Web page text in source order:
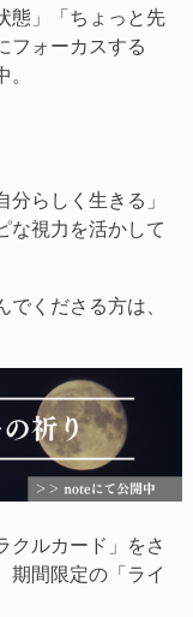
態」「ちょっと先
フォーカスする
分らしく生きる」
な視力を活かして
くださる方は、
クルカード」をさ
期間限定の「ライ